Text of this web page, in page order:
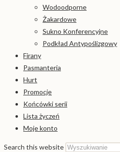
Wodoodporne
Żakardowe
Sukno Konferencyjne
Podkład Antypoślizgowy
Firany
Pasmanteria
Hurt
Promocje
Końcówki serii
Lista życzeń
Moje konto
Search this website